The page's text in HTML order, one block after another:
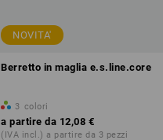
NOVITA'
Berretto in maglia e.s.line.core
3 colori
a partire da 12,08 €
(IVA incl.) a partire da 3 pezzi